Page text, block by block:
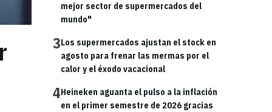
mejor sector de supermercados del
mundo"
3Los supermercados ajustan el stock en
agosto para frenar las mermas por el
calor y el éxodo vacacional
4Heineken aguanta el pulso a la inflación
en el primer semestre de 2026 gracias